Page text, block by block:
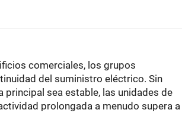
comerciales, los grupos
del suministro eléctrico. Sin
principal sea estable, las unidades de
prolongada a menudo supera a